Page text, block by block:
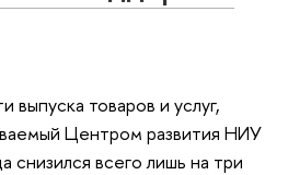
выпуска товаров и услуг,
Центром развития НИУ
всего лишь на три